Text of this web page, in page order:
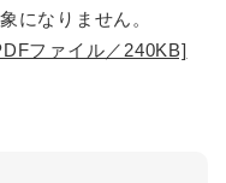
になりません。
ファイル／240KB]